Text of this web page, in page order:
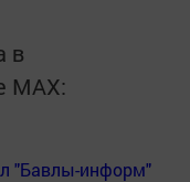
в
MАХ:
"Бавлы-информ"